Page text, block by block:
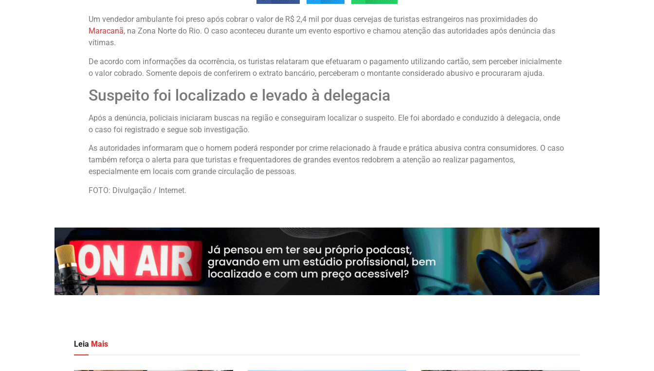
Um vendedor ambulante foi preso após cobrar o valor de R$ 2,4 mil por duas cervejas de turistas estrangeiros nas proximidades do
Maracanã, na Zona Norte do Rio. O caso aconteceu durante um evento esportivo e chamou atenção das autoridades após denúncia das
vítimas.
De acordo com informações da ocorrência, os turistas relataram que efetuaram o pagamento utilizando cartão, sem perceber inicialmente
o valor cobrado. Somente depois de conferirem o extrato bancário, perceberam o montante considerado abusivo e procuraram ajuda.
Suspeito foi localizado e levado à delegacia
Após a denúncia, policiais iniciaram buscas na região e conseguiram localizar o suspeito. Ele foi abordado e conduzido à delegacia, onde
o caso foi registrado e segue sob investigação.
As autoridades informaram que o homem poderá responder por crime relacionado à fraude e prática abusiva contra consumidores. O caso
também reforça o alerta para que turistas e frequentadores de grandes eventos redobrem a atenção ao realizar pagamentos,
especialmente em locais com grande circulação de pessoas.
FOTO: Divulgação / Internet.
Leia Mais